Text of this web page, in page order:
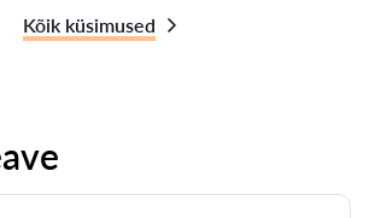
Kõik küsimused